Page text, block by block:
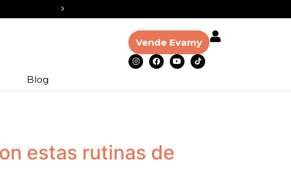
Blog
Vende Evamy
estas rutinas de